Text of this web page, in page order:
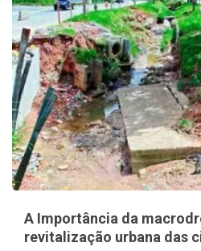
A Importância da
revitalização urbana das